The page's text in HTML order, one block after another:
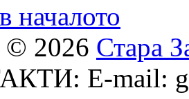
началото
© 2026 Стара
E-mail: